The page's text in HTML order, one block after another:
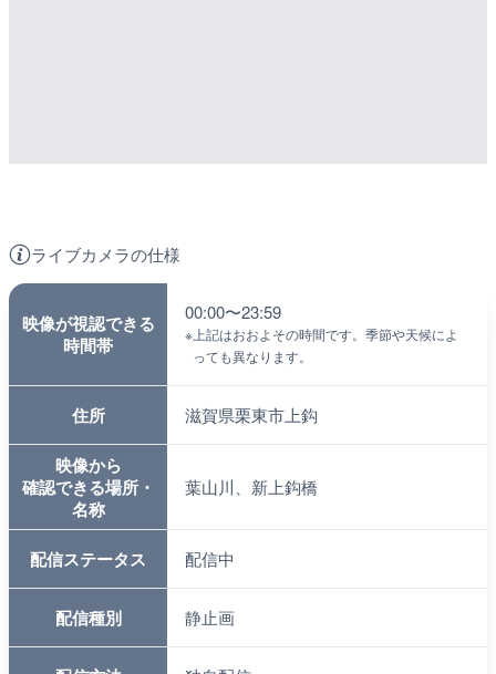
ライブカメラの仕様
映像が視認できる
時間帯
00:00〜23:59
※ 上記はおおよその時間です。季節や天候によ
っても異なります。
住所 滋賀県栗東市上鈎
映像から
確認できる場所・
名称
葉山川、新上鈎橋
配信ステータス 配信中
配信種別 静止画